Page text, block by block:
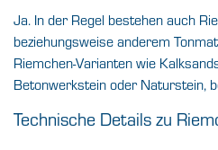
Ja. In der Regel bestehen auch
beziehungsweise anderem
Riemchen-Varianten wie
Betonwerkstein oder Naturstein,
Technische Details zu